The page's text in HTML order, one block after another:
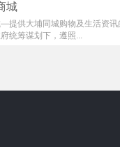
城
提供大埔同城购物及生活资讯
统筹谋划下，遵照...